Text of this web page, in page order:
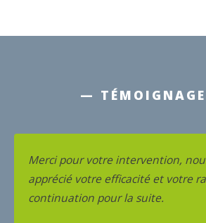
—
Merci pour votre facture et pour
passé en votre compagnie. Bon
Creuse.